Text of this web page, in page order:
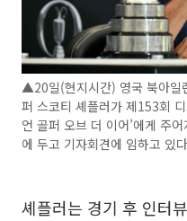
▲20일(현지시간) 영국 북아일
퍼 스코티 셰플러가 제153회
언 골퍼 오브 더 이어’에게 주
에 두고 기자회견에 임하고 있
셰플러는 경기 후 인터